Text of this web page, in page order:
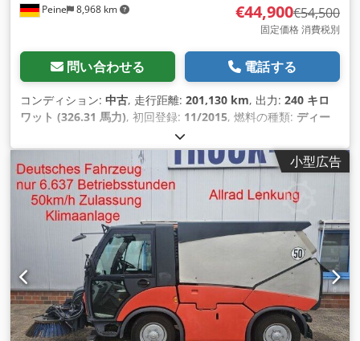
Peine 8,968 km €44,900€54,500
固定価格 消費税別
問い合わせる 電話する
コンディション: 中古, 走行距離: 201,130 km, 出力: 240 キロ
ワット (326.31 馬力), 初回登録: 11/2015, 燃料の種類: ディー
26,000 kg（キログラム）
回検査（TÜV）:12/2023, 変速方式:オートマチック, 排出クラ
ス:ユーロ6, 装備:ABS（アンチロック・ブレーキ・システ
ム）, エアコン, パーキングヒーター
小型広告